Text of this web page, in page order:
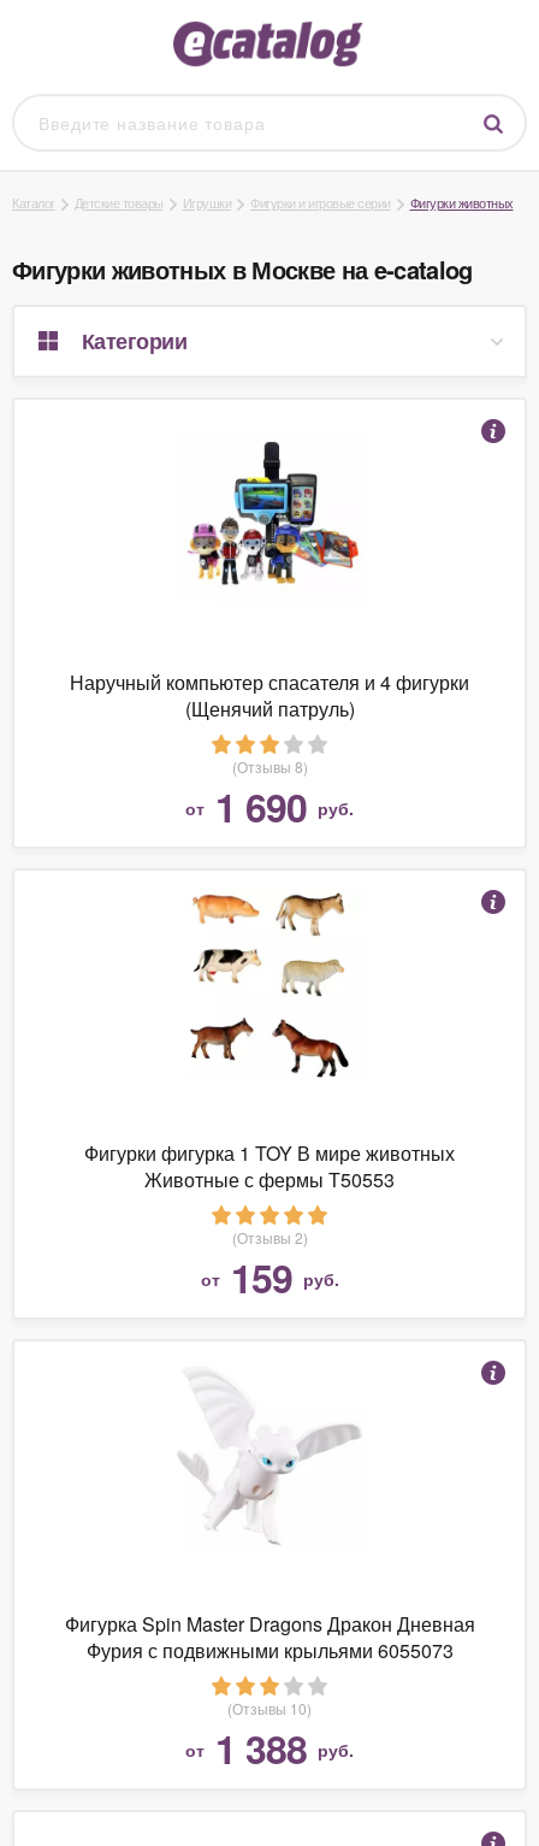
Каталог Детские товары Игрушки Фигурки и игровые серии Фигурки животных
Фигурки животных в Москве на e-catalog
Категории
Наручный компьютер спасателя и 4 фигурки
(Щенячий патруль)
(Отзывы 8)
от 1 690 руб.
Фигурки фигурка 1 TOY В мире животных
Животные с фермы Т50553
(Отзывы 2)
от 159 руб.
Фигурка Spin Master Dragons Дракон Дневная
Фурия с подвижными крыльями 6055073
(Отзывы 10)
от 1 388 руб.